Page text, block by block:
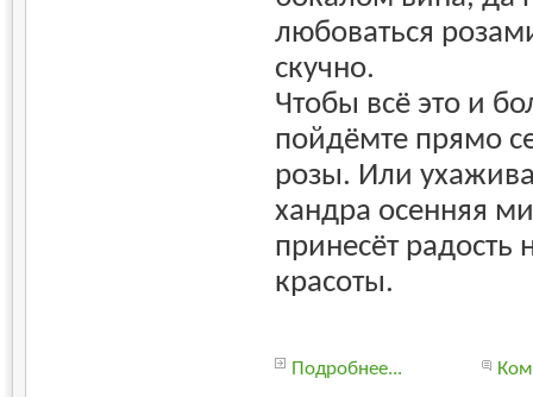
любоваться
скучно.
Чтобы всё это и
пойдёмте прямо
розы. Или
хандра осенняя
принесёт радость
красоты.
Подробнее...